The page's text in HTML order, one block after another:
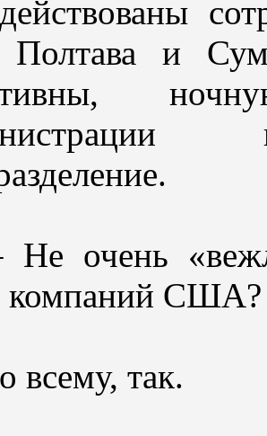
Полтава и
очень
компаний США?
всему, так.